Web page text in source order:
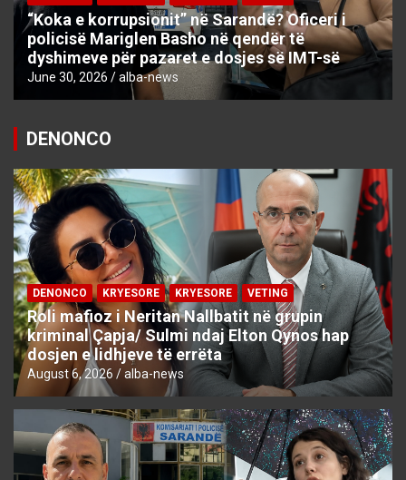
“Koka e korrupsionit” në Sarandë? Oficeri i
policisë Mariglen Basho në qendër të
dyshimeve për pazaret e dosjes së IMT-së
June 30, 2026 alba-news
DENONCO
DENONCO KRYESORE KRYESORE VETING
Roli mafioz i Neritan Nallbatit në grupin
kriminal Çapja/ Sulmi ndaj Elton Qynos hap
dosjen e lidhjeve të errëta
August 6, 2026 alba-news